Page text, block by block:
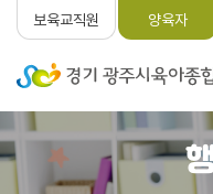
보육교직원 양육자